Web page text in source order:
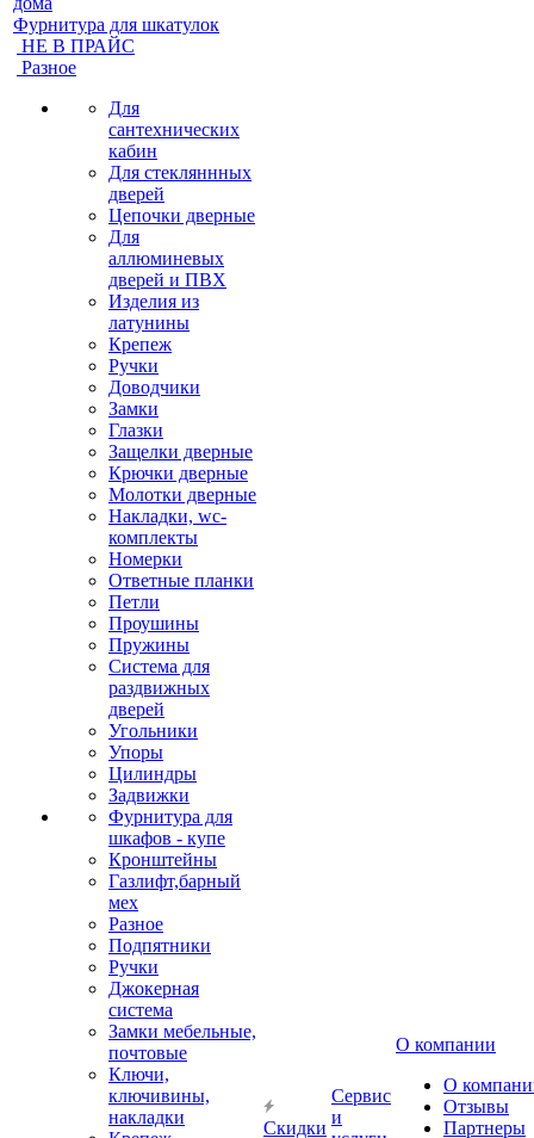
Фурнитура для шкатулок
НЕ В ПРАЙС
Разное
Для
сантехнических
кабин
Для стекляннных
дверей
Цепочки дверные
Для
аллюминевых
дверей и ПВХ
Изделия из
латунины
Крепеж
Ручки
Доводчики
Замки
Глазки
Защелки дверные
Крючки дверные
Молотки дверные
Накладки, wc-
комплекты
Номерки
Ответные планки
Петли
Проушины
Пружины
Система для
раздвижных
дверей
Угольники
Упоры
Цилиндры
Задвижки
Фурнитура для
шкафов - купе
Кронштейны
Газлифт,барный
мех
Разное
Подпятники
Ручки
Джокерная
система
Замки мебельные,
почтовые
Ключи,
ключивины,
накладки
Скидки
Сервис
и
О компании
О
Отзывы
Партнеры